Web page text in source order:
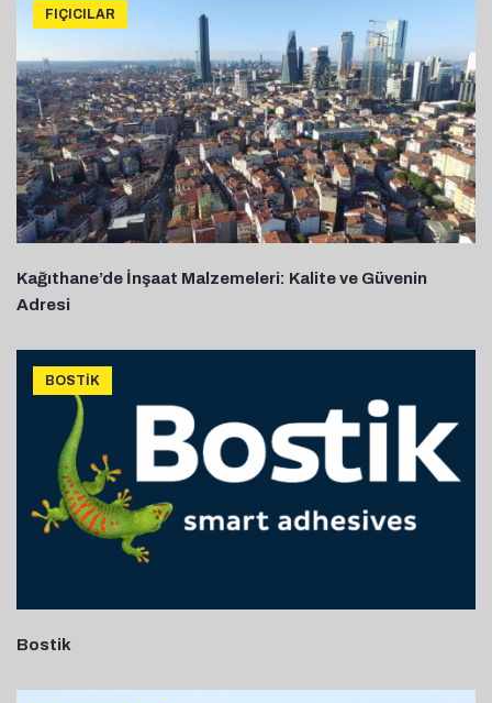
FIÇICILAR
Kağıthane’de İnşaat Malzemeleri: Kalite ve Güvenin
Adresi
BOSTIK
Bostik